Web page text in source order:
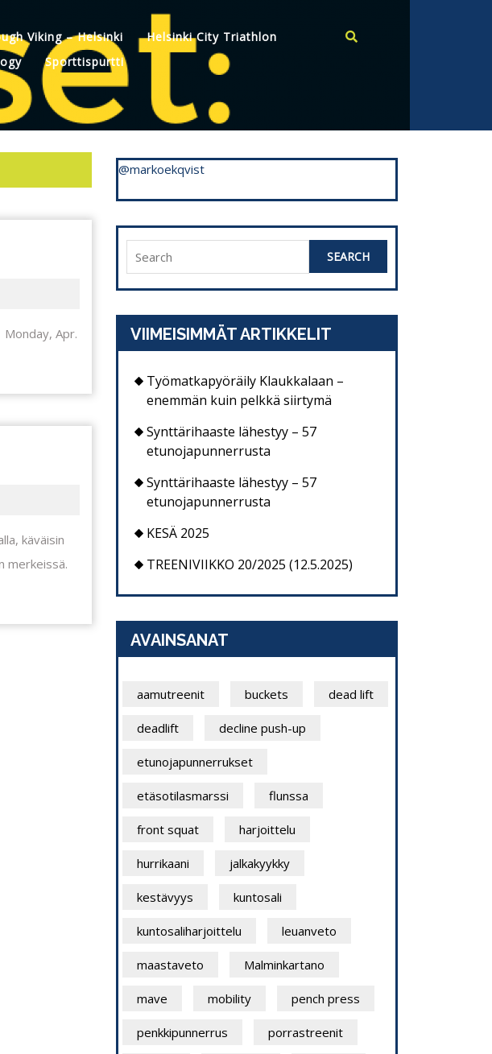
Viking – Helsinki
Helsinki City Triathlon
Sporttispurtti
Apr.
käväisin
merkeissä.
@markoekqvist
for:
VIIMEISIMMÄT ARTIKKELIT
Työmatkapyöräily Klaukkalaan –
enemmän kuin pelkkä siirtymä
Synttärihaaste lähestyy – 57
etunojapunnerrusta
Synttärihaaste lähestyy – 57
etunojapunnerrusta
KESÄ 2025
TREENIVIIKKO 20/2025 (12.5.2025)
AVAINSANAT
aamutreenit buckets dead lift
deadlift decline push-up
etunojapunnerrukset
etäsotilasmarssi flunssa
front squat harjoittelu
hurrikaani jalkakyykky
kestävyys kuntosali
kuntosaliharjoittelu leuanveto
maastaveto Malminkartano
mave mobility pench press
penkkipunnerrus porrastreenit